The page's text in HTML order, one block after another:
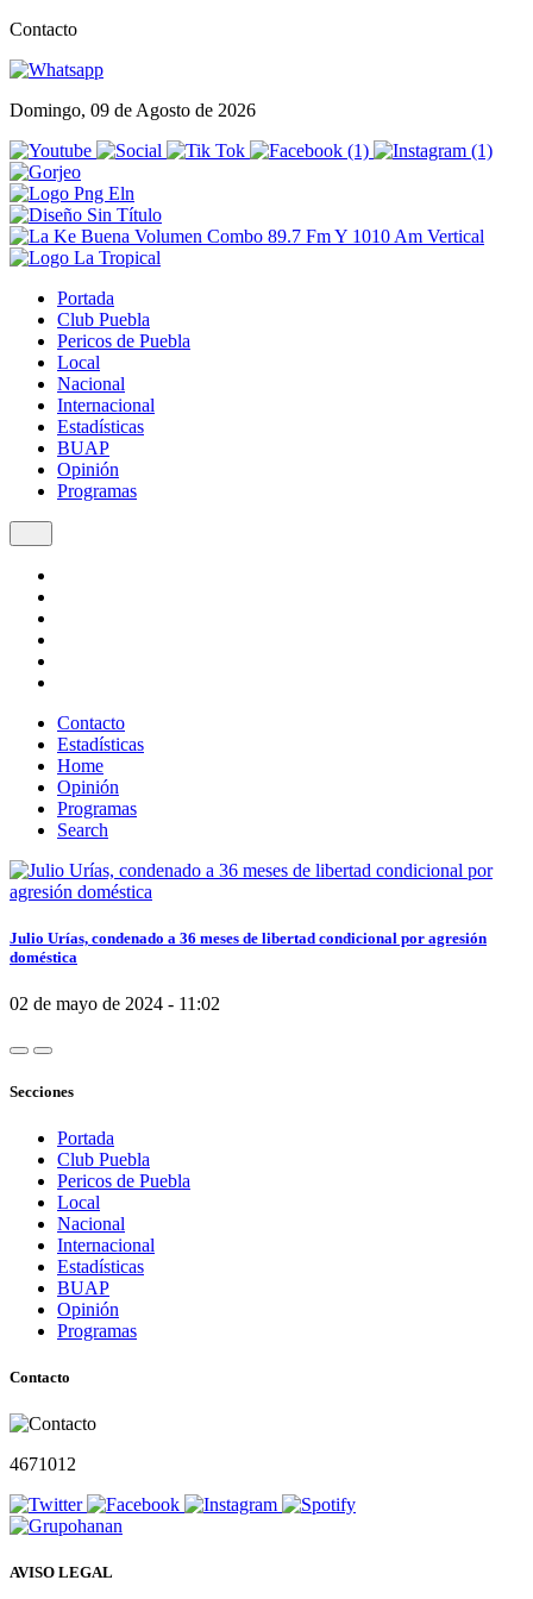
Contacto
Domingo, 09 de Agosto de 2026
Portada
Club Puebla
Pericos de Puebla
Local
Nacional
Internacional
Estadísticas
BUAP
Opinión
Programas
Contacto
Estadísticas
Home
Opinión
Programas
Search
Julio Urías, condenado a 36 meses de libertad condicional por agresión
doméstica
02 de mayo de 2024 - 11:02
Secciones
Portada
Club Puebla
Pericos de Puebla
Local
Nacional
Internacional
Estadísticas
BUAP
Opinión
Programas
Contacto
4671012
AVISO LEGAL